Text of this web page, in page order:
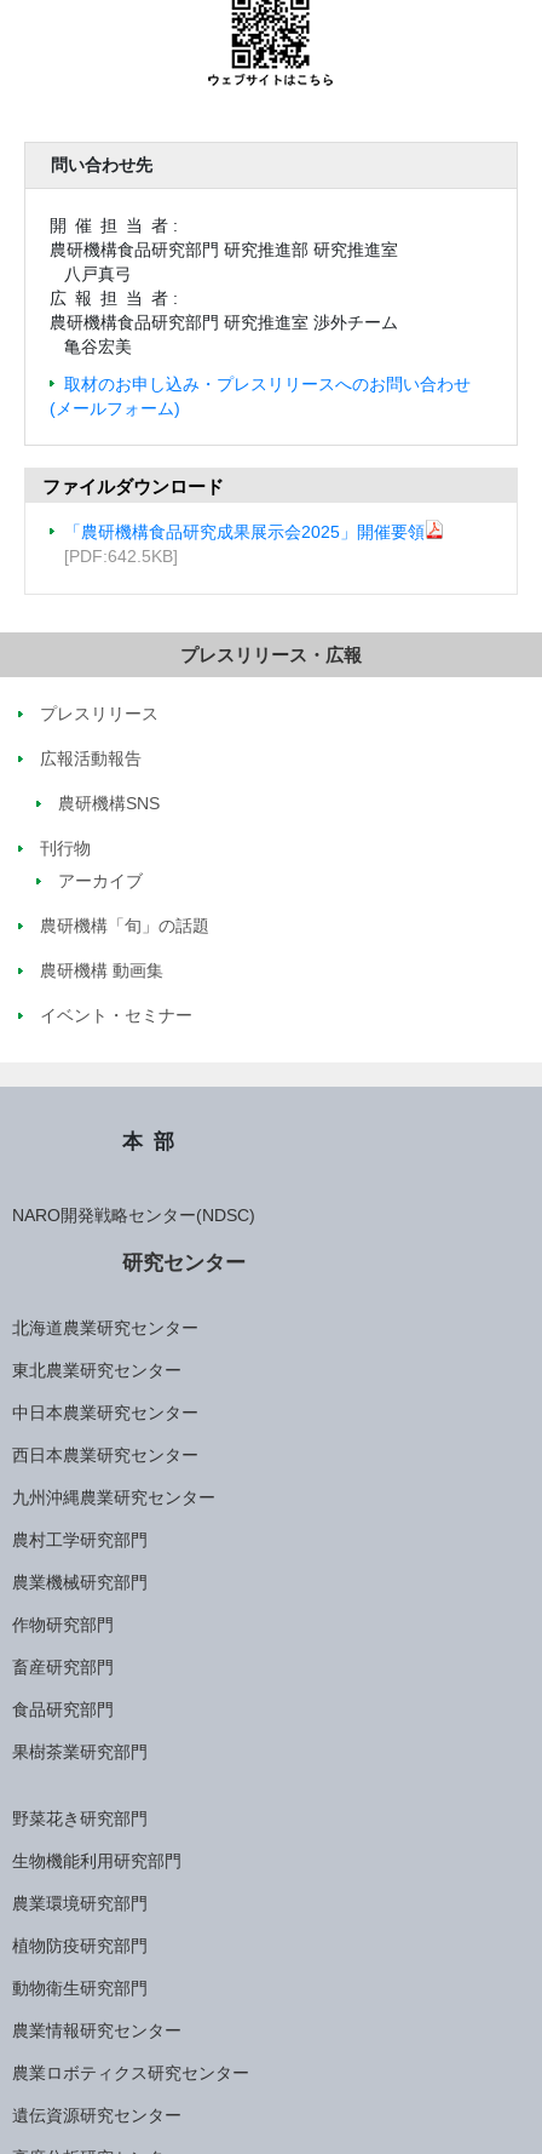
問い合わせ先
開催担当 者 :
農研機構食品研究部門 研究推進部 研究推進室
八戸真弓
広報担当 者 :
農研機構食品研究部門 研究推進室 渉外チーム
亀谷宏美
取材のお申し込み・プレスリリースへのお問い合わせ
(メールフォーム)
ファイルダウンロード
「農研機構食品研究成果展示会2025」開催要領
[PDF:642.5KB]
プレスリリース・広報
プレスリリース
広報活動報告
農研機構SNS
刊行物
アーカイブ
農研機構「旬」の話題
農研機構 動画集
イベント・セミナー
本部
NARO開発戦略センター(NDSC)
研究センター
北海道農業研究センター
東北農業研究センター
中日本農業研究センター
西日本農業研究センター
九州沖縄農業研究センター
農村工学研究部門
農業機械研究部門
作物研究部門
畜産研究部門
食品研究部門
果樹茶業研究部門
野菜花き研究部門
生物機能利用研究部門
農業環境研究部門
植物防疫研究部門
動物衛生研究部門
農業情報研究センター
農業ロボティクス研究センター
遺伝資源研究センター